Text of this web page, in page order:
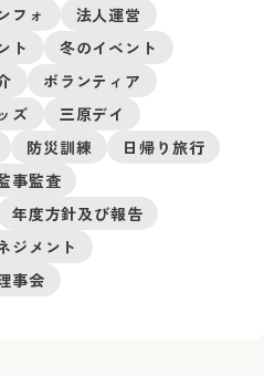
フォ
法人運営
ト
冬のイベント
ボランティア
ズ
三原デイ
防災訓練
日帰り旅行
事監査
年度方針及び報告
ジメント
事会